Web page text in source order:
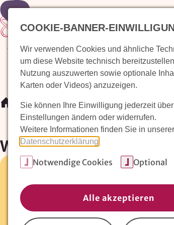
Zur Startseite
Waldorfkindergarten finden
Waldorfkindergarten finden /
Waldorfkindergarten
07626/8562
E-Mail:
kandern@waldorfkindergarten-
COOKIE-BANNER-
Wir verwenden Cookies und ähnliche
um diese Website technisch
Nutzung auszuwerten sowie optionale
Karten oder Videos) anzuzeigen.
Sie können Ihre Einwilligung jederzeit
Einstellungen ändern oder widerrufen.
Weitere Informationen finden Sie in unserer
Datenschutzerklärung
Notwendige Cookies Optional
Alle akzeptieren